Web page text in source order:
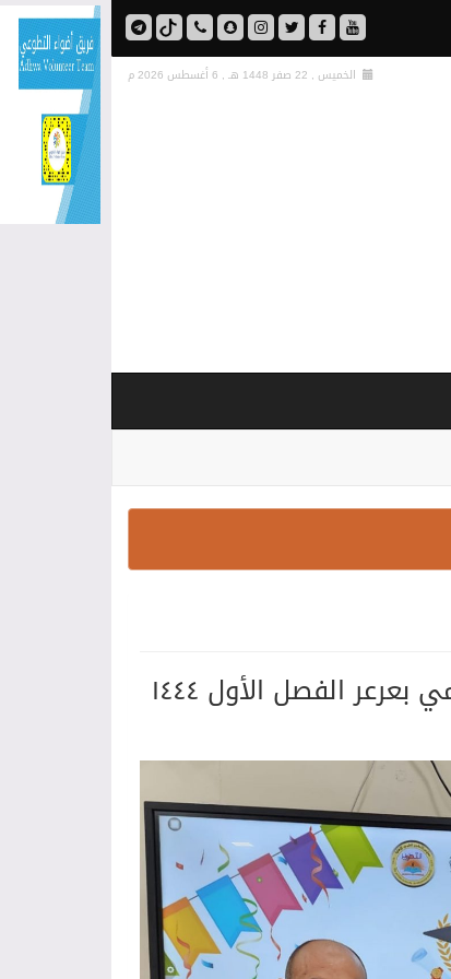
الخميس , 22 صفر 1448 هـ , 6 أغسطس 2026 م
الفصل الأول ١٤٤٤